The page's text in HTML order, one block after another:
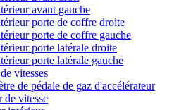
avant gauche
porte de coffre droite
porte de coffre gauche
porte latérale droite
porte latérale gauche
vitesses
de pédale de gaz d'accélérateur
de vitesse